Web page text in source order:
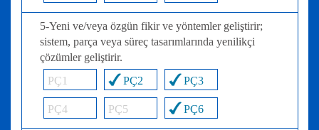
5-Yeni ve/veya özgün fikir ve yöntemler geliştirir;
sistem, parça veya süreç tasarımlarında yenilikçi
çözümler geliştirir.
PÇ1
PÇ2 PÇ3
PÇ4 PÇ5 PÇ6